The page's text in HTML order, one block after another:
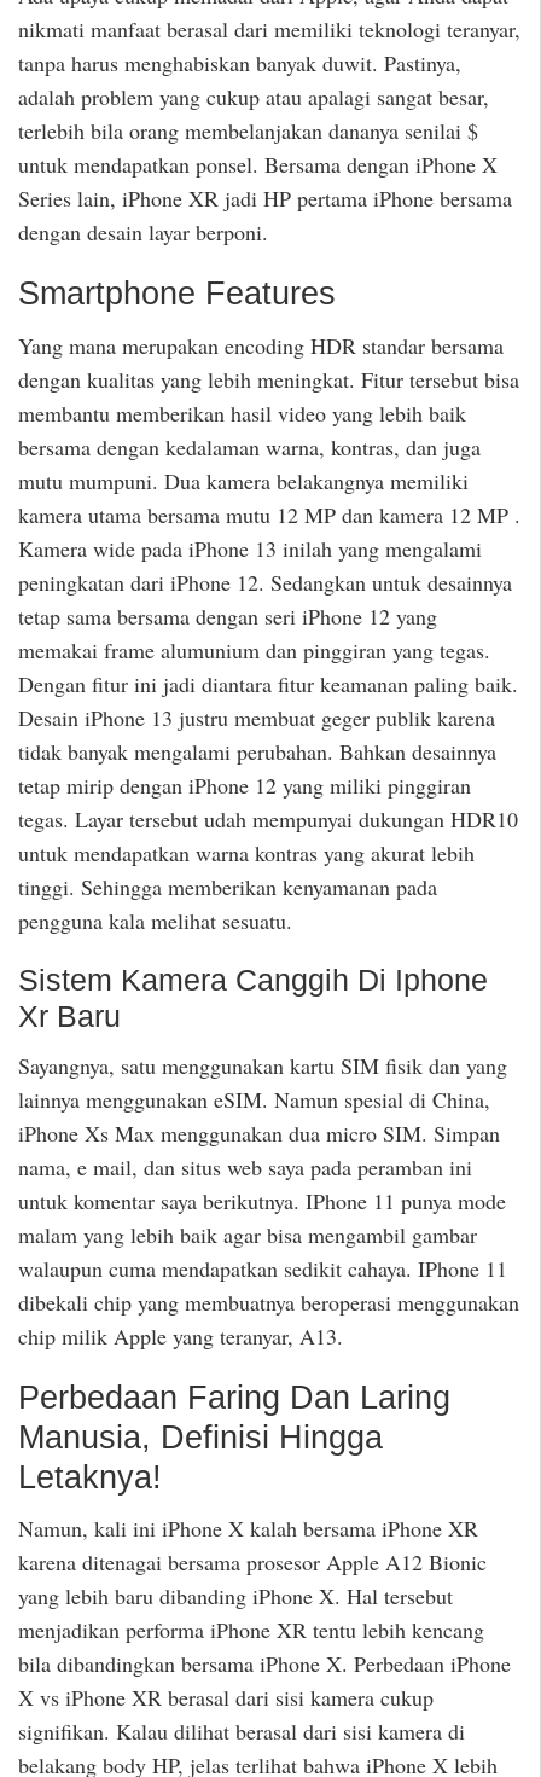
nikmati manfaat berasal dari memiliki teknologi teranyar,
tanpa harus menghabiskan banyak duwit. Pastinya,
adalah problem yang cukup atau apalagi sangat besar,
terlebih bila orang membelanjakan dananya senilai $
untuk mendapatkan ponsel. Bersama dengan iPhone X
Series lain, iPhone XR jadi HP pertama iPhone bersama
dengan desain layar berponi.
Smartphone Features
Yang mana merupakan encoding HDR standar bersama
dengan kualitas yang lebih meningkat. Fitur tersebut bisa
membantu memberikan hasil video yang lebih baik
bersama dengan kedalaman warna, kontras, dan juga
mutu mumpuni. Dua kamera belakangnya memiliki
kamera utama bersama mutu 12 MP dan kamera 12 MP .
Kamera wide pada iPhone 13 inilah yang mengalami
peningkatan dari iPhone 12. Sedangkan untuk desainnya
tetap sama bersama dengan seri iPhone 12 yang
memakai frame alumunium dan pinggiran yang tegas.
Dengan fitur ini jadi diantara fitur keamanan paling baik.
Desain iPhone 13 justru membuat geger publik karena
tidak banyak mengalami perubahan. Bahkan desainnya
tetap mirip dengan iPhone 12 yang miliki pinggiran
tegas. Layar tersebut udah mempunyai dukungan HDR10
untuk mendapatkan warna kontras yang akurat lebih
tinggi. Sehingga memberikan kenyamanan pada
pengguna kala melihat sesuatu.
Sistem Kamera Canggih Di Iphone
Xr Baru
Sayangnya, satu menggunakan kartu SIM fisik dan yang
lainnya menggunakan eSIM. Namun spesial di China,
iPhone Xs Max menggunakan dua micro SIM. Simpan
nama, e mail, dan situs web saya pada peramban ini
untuk komentar saya berikutnya. IPhone 11 punya mode
malam yang lebih baik agar bisa mengambil gambar
walaupun cuma mendapatkan sedikit cahaya. IPhone 11
dibekali chip yang membuatnya beroperasi menggunakan
chip milik Apple yang teranyar, A13.
Perbedaan Faring Dan Laring
Manusia, Definisi Hingga
Letaknya!
Namun, kali ini iPhone X kalah bersama iPhone XR
karena ditenagai bersama prosesor Apple A12 Bionic
yang lebih baru dibanding iPhone X. Hal tersebut
menjadikan performa iPhone XR tentu lebih kencang
bila dibandingkan bersama iPhone X. Perbedaan iPhone
X vs iPhone XR berasal dari sisi kamera cukup
signifikan. Kalau dilihat berasal dari sisi kamera di
belakang body HP, jelas terlihat bahwa iPhone X lebih